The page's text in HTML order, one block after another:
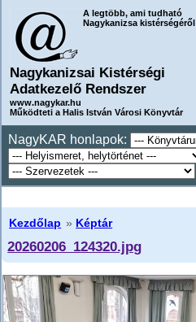
A legtöbb, ami tudható
Nagykanizsa kistérségéről
Nagykanizsai Kistérségi
Adatkezelő Rendszer
www.nagykar.hu
Működteti a Halis István Városi Könyvtár
NagyKAR honlapok:
Kezdőlap » Képtár
20260206_124320.jpg